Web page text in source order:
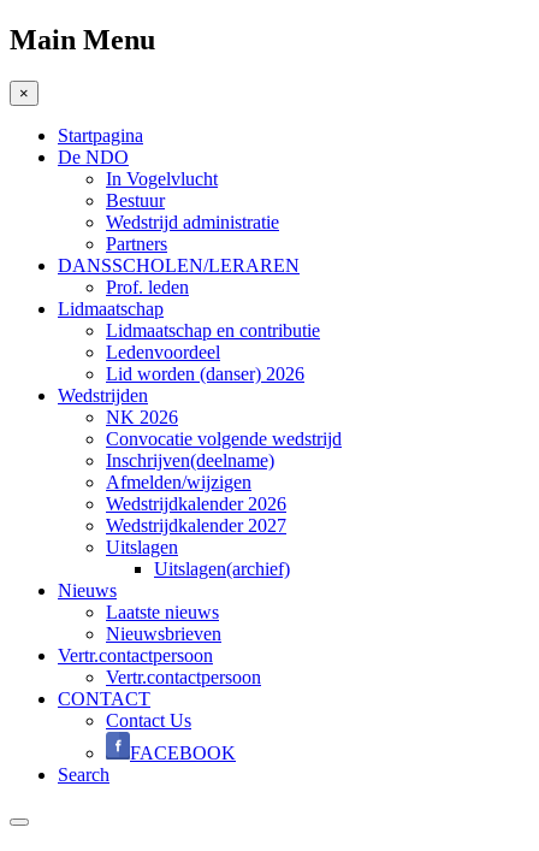
Main Menu
×
Startpagina
De NDO
In Vogelvlucht
Bestuur
Wedstrijd administratie
Partners
DANSSCHOLEN/LERAREN
Prof. leden
Lidmaatschap
Lidmaatschap en contributie
Ledenvoordeel
Lid worden (danser) 2026
Wedstrijden
NK 2026
Convocatie volgende wedstrijd
Inschrijven(deelname)
Afmelden/wijzigen
Wedstrijdkalender 2026
Wedstrijdkalender 2027
Uitslagen
Uitslagen(archief)
Nieuws
Laatste nieuws
Nieuwsbrieven
Vertr.contactpersoon
Vertr.contactpersoon
CONTACT
Contact Us
FACEBOOK
Search